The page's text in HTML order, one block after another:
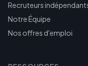
Recruteurs
Notre Équipe
Nos offres d'emploi